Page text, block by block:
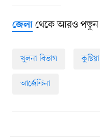
জেলাথেকে আরও পড়ুন
খুলনা বিভাগ কুষ্টিয়া
আর্জেন্টিনা